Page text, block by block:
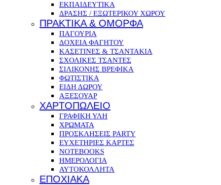
ΕΚΠΑΙΔΕΥΤΙΚΑ
ΔΡΑΣΗΣ / ΕΞΩΤΕΡΙΚΟΥ ΧΩΡΟΥ
ΠΡΑΚΤΙΚΑ & ΟΜΟΡΦΑ
ΠΑΓΟΥΡΙΑ
ΔΟΧΕΙΑ ΦΑΓΗΤΟΥ
ΚΑΣΕΤΙΝΕΣ & ΤΣΑΝΤΑΚΙΑ
ΣΧΟΛΙΚΕΣ ΤΣΑΝΤΕΣ
ΣΙΛΙΚΟΝΗΣ ΒΡΕΦΙΚΑ
ΦΩΤΙΣΤΙΚΑ
ΕΙΔΗ ΔΩΡΟΥ
ΑΞΕΣΟΥΑΡ
ΧΑΡΤΟΠΩΛΕΙΟ
ΓΡΑΦΙΚΗ ΥΛΗ
ΧΡΩΜΑΤΑ
ΠΡΟΣΚΛΗΣΕΙΣ PARTY
ΕΥΧΕΤΗΡΙΕΣ ΚΑΡΤΕΣ
NOTEBOOKS
ΗΜΕΡΟΛΟΓΙΑ
ΑΥΤΟΚΟΛΛΗΤΑ
ΕΠΟΧΙΑΚΑ